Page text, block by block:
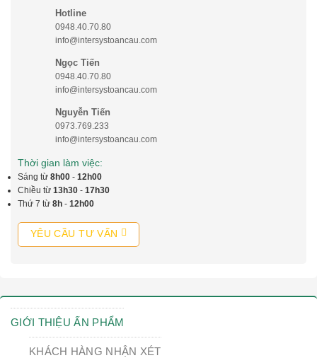
Hotline
0948.40.70.80
info@intersystoancau.com
Ngọc Tiến
0948.40.70.80
info@intersystoancau.com
Nguyễn Tiến
0973.769.233
info@intersystoancau.com
Thời gian làm việc:
Sáng từ 8h00 - 12h00
Chiều từ 13h30 - 17h30
Thứ 7 từ 8h - 12h00
YÊU CẦU TƯ VẤN
GIỚI THIỆU ẤN PHẨM
KHÁCH HÀNG NHẬN XÉT